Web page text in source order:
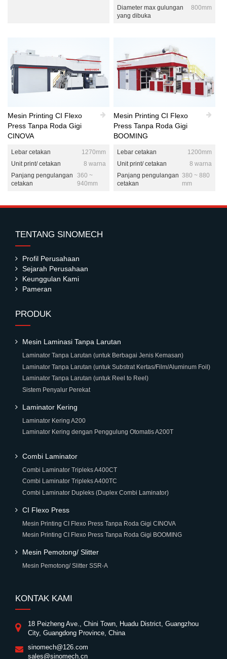
Diameter max gulungan
yang dibuka
800mm
Mesin Printing CI Flexo
Press Tanpa Roda Gigi
CINOVA
Lebar cetakan
1270mm
Unit print/ cetakan
8 warna
Panjang pengulangan
cetakan
360 ~
940mm
Mesin Printing CI Flexo
Press Tanpa Roda Gigi
BOOMING
Lebar cetakan
1200mm
Unit print/ cetakan
8 warna
Panjang pengulangan
cetakan
380 ~ 880
mm
TENTANG SINOMECH
Profil Perusahaan
Sejarah Perusahaan
Keunggulan Kami
Pameran
PRODUK
Mesin Laminasi Tanpa Larutan
Laminator Tanpa Larutan (untuk Berbagai Jenis Kemasan)
Laminator Tanpa Larutan (untuk Substrat Kertas/Film/Aluminum Foil)
Laminator Tanpa Larutan (untuk Reel to Reel)
Sistem Penyalur Perekat
Laminator Kering
Laminator Kering A200
Laminator Kering dengan Penggulung Otomatis A200T
Combi Laminator
Combi Laminator Tripleks A400CT
Combi Laminator Tripleks A400TC
Combi Laminator Dupleks (Duplex Combi Laminator)
CI Flexo Press
Mesin Printing CI Flexo Press Tanpa Roda Gigi CINOVA
Mesin Printing CI Flexo Press Tanpa Roda Gigi BOOMING
Mesin Pemotong/ Slitter
Mesin Pemotong/ Slitter SSR-A
KONTAK KAMI
18 Peizheng Ave., Chini Town, Huadu District, Guangzhou
City, Guangdong Province, China
sinomech@126.com
sales@sinomech.cn